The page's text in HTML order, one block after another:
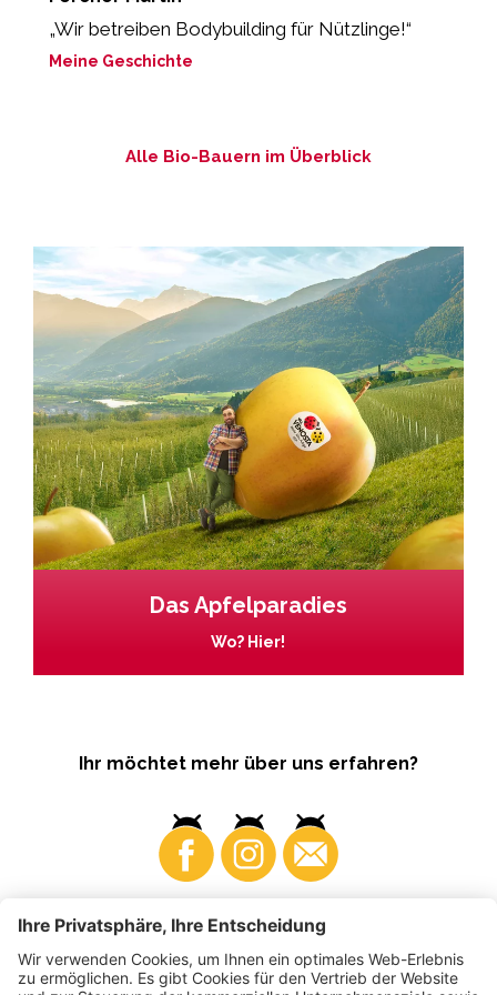
„Wir betreiben Bodybuilding für Nützlinge!“
Meine Geschichte
Alle Bio-Bauern im Überblick
Das Apfelparadies
Wo? Hier!
Ihr möchtet mehr über uns erfahren?
Business Produzenten